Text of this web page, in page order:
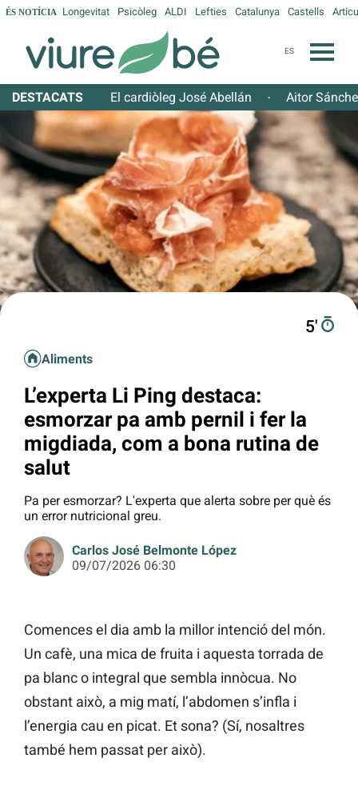
ÉS NOTÍCIA Longevitat Psicòleg ALDI Lefties Catalunya Castells
ES
DESTACATS El cardiòleg José Abellán · Aitor
5′
Aliments
L’experta Li Ping destaca:
esmorzar pa amb pernil i fer la
migdiada, com a bona rutina de
salut
Pa per esmorzar? L'experta que alerta sobre per què és
un error nutricional greu.
Carlos José Belmonte López
09/07/2026 06:30
Comences el dia amb la millor intenció del món.
Un cafè, una mica de fruita i aquesta torrada de
pa blanc o integral que sembla innòcua. No
obstant això, a mig matí, l’abdomen s’infla i
l’energia cau en picat. Et sona? (Sí, nosaltres
també hem passat per això).